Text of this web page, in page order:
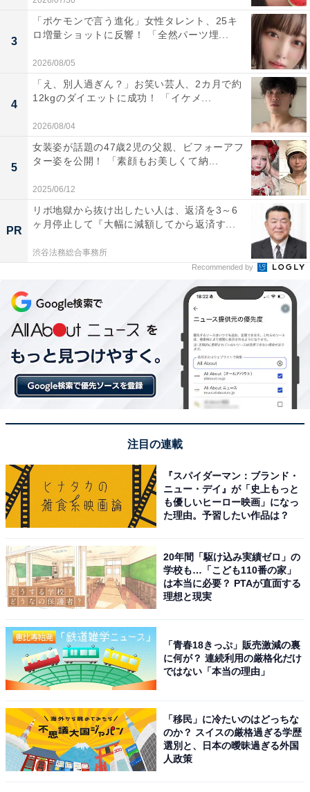
3
「ポケモンで言う進化」女性タレント、25キ
ロ増量ショットに反響！ 「全然パーツ埋...
2026/08/05
4
「え、別人過ぎん？」お笑い芸人、2カ月で約
12kgのダイエットに成功！ 「イケメ...
2026/08/04
5
女装姿が話題の47歳2児の父親、ビフォーアフ
ター姿を公開！ 「素顔もお美しくて納...
2025/06/12
PR
リボ地獄から抜け出したい人は、返済を3～6
ヶ月停止して『大幅に減額してから返済す...
渋谷法務総合事務所
Recommended by
注目の連載
『スパイダーマン：ブランド・
ニュー・デイ』が「史上もっと
も優しいヒーロー映画」になっ
た理由。予習したい作品は？
20年間「駆け込み実績ゼロ」の
学校も…「こども110番の家」
は本当に必要？ PTAが直面する
理想と現実
「青春18きっぷ」販売激減の裏
に何が？ 連続利用の厳格化だけ
ではない「本当の理由」
「移民」に冷たいのはどっちな
のか？ スイスの厳格過ぎる学歴
選別と、日本の曖昧過ぎる外国
人政策